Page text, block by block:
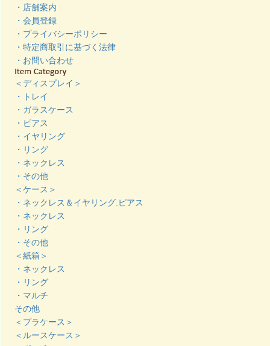
・店舗案内
・会員登録
・プライバシーポリシー
・特定商取引に基づく法律
・お問い合わせ
＜ディスプレイ＞
・トレイ
・ガラスケース
・ピアス
・イヤリング
・リング
・ネックレス
・その他
＜ケース＞
・ネックレス＆イヤリング.ピアス
・ネックレス
・リング
・その他
＜紙箱＞
・ネックレス
・リング
・マルチ
その他
＜プラケース＞
＜ルースケース＞